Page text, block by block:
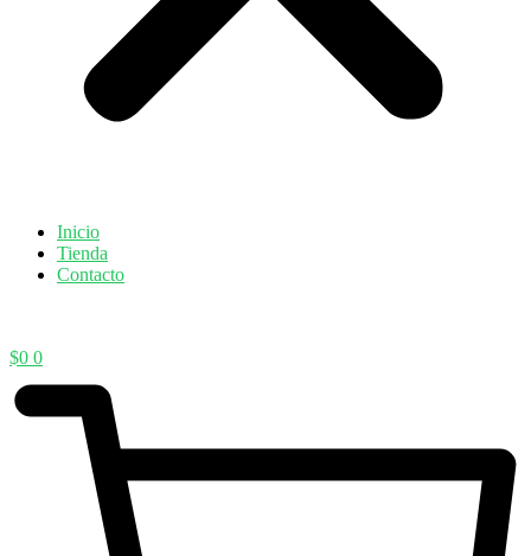
Inicio
Tienda
Contacto
$0 0